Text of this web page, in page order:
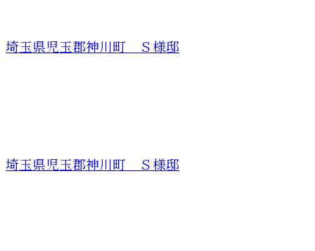
埼玉県児玉郡神川町 Ｓ様邸
埼玉県児玉郡神川町 Ｓ様邸